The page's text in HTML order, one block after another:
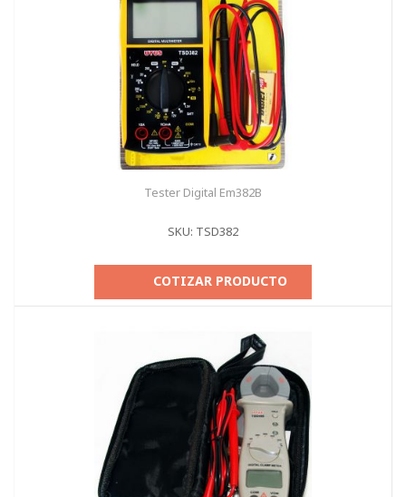
Tester Digital Em382B
SKU: TSD382
COTIZAR PRODUCTO